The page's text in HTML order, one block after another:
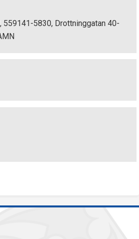
559141-5830, Drottninggatan 40-